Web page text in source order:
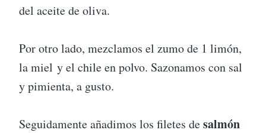
del aceite de oliva.
Por otro lado, mezclamos el zumo de 1 limón,
la miel y el chile en polvo. Sazonamos con sal
y pimienta, a gusto.
Seguidamente añadimos los filetes desalmón